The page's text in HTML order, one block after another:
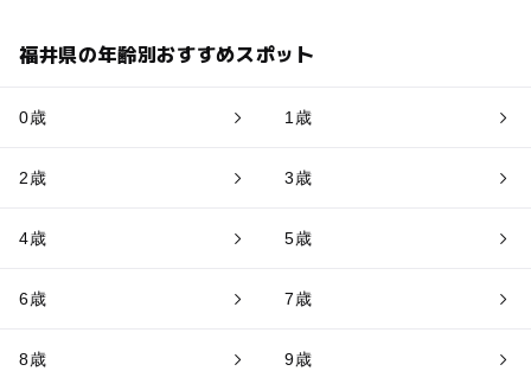
福井県の年齢別おすすめスポット
0歳 1歳
2歳 3歳
4歳 5歳
6歳 7歳
8歳 9歳